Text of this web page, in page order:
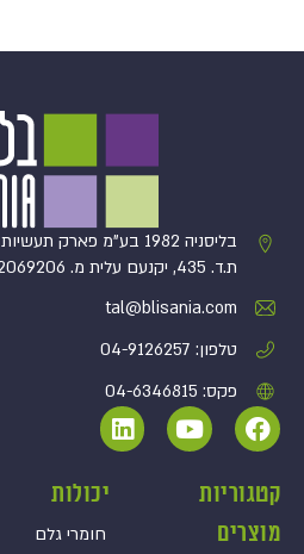
בליסניה 1982 בע”מ פארק תעשיות מבוא כרמל
ת.ד. 435, יקנעם עלית מ. 2069206 ישראל
tal@blisania.com‏
טלפון: 04-9126257
פקס: 04-6346815
קטגוריות
מוצרים
יכולות
חומרי גלם